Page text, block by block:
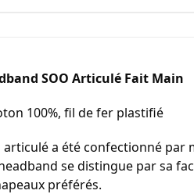
SOO Articulé Fait Main
100%, fil de fer plastifié
a été confectionné
se distingue par sa
préférés.